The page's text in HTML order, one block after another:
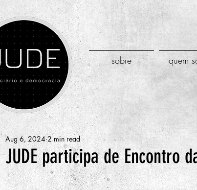
sobre quem
JUDE participa de Encontro
Aug 6, 2024 2 min read